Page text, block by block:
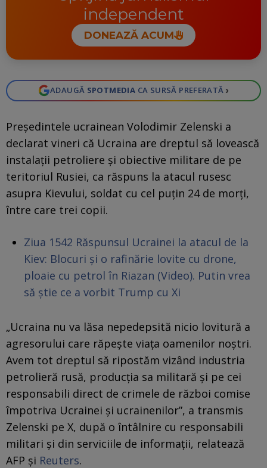
independent
DONEAZĂ ACUM
ADAUGĂ SPOTMEDIA CA SURSĂ PREFERATĂ ›
Președintele ucrainean Volodimir Zelenski a
declarat vineri că Ucraina are dreptul să lovească
instalații petroliere și obiective militare de pe
teritoriul Rusiei, ca răspuns la atacul rusesc
asupra Kievului, soldat cu cel puțin 24 de morți,
între care trei copii.
Ziua 1542 Răspunsul Ucrainei la atacul de la
Kiev: Blocuri și o rafinărie lovite cu drone,
ploaie cu petrol în Riazan (Video). Putin vrea
să știe ce a vorbit Trump cu Xi
„Ucraina nu va lăsa nepedepsită nicio lovitură a
agresorului care răpește viața oamenilor noștri.
Avem tot dreptul să ripostăm vizând industria
petrolieră rusă, producția sa militară și pe cei
responsabili direct de crimele de război comise
împotriva Ucrainei și ucrainenilor”, a transmis
Zelenski pe X, după o întâlnire cu responsabili
militari și din serviciile de informații, relatează
AFP și Reuters.